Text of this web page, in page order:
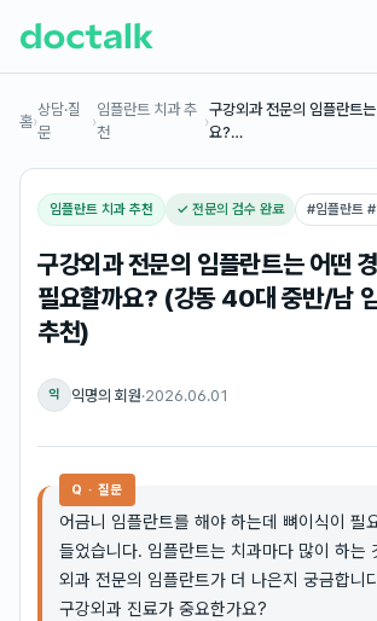
홈›
상담·질
문
›
임플란트 치과 추
천
›
구강외과 전문의 임플란트
요?…
임플란트 치과 추천 ✓ 전문의 검수 완료 #임플란트
구강외과 전문의 임플란트는 어떤
필요할까요? (강동 40대 중반/남
추천)
익 익명의 회원·2026.06.01
Q · 질문
어금니 임플란트를 해야 하는데 뼈이식이 필
들었습니다. 임플란트는 치과마다 많이 하는
외과 전문의 임플란트가 더 나은지 궁금합니
구강외과 진료가 중요한가요?